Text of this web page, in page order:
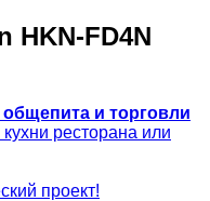
HKN-FD4N​
и торговли
ресторана или
проект!